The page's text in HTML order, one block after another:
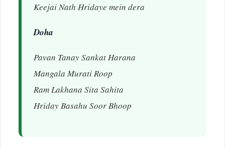
Keejai Nath Hridaye mein dera
Doha
Pavan Tanay Sankat Harana
Mangala Murati Roop
Ram Lakhana Sita Sahita
Hriday Basahu Soor Bhoop